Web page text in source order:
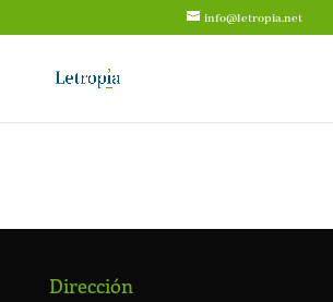
info@letropia.net
Dirección